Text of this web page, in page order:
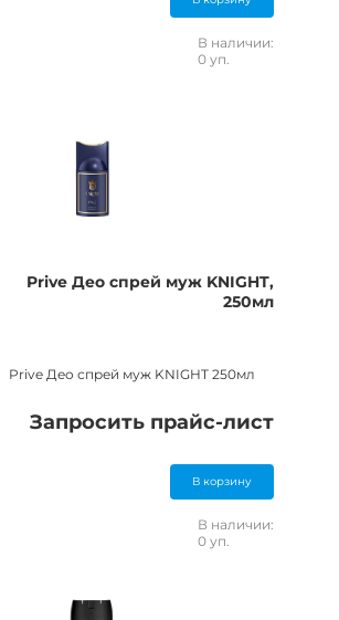
В наличии:
0 уп.
Prive Део спрей муж KNIGHT,
250мл
Prive Део спрей муж KNIGHT 250мл
Запросить прайс-лист
В корзину
В наличии:
0 уп.